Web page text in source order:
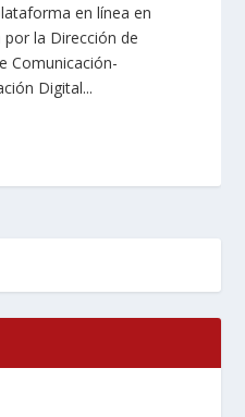
en línea en
la Dirección de
Comunicación-
Digital...